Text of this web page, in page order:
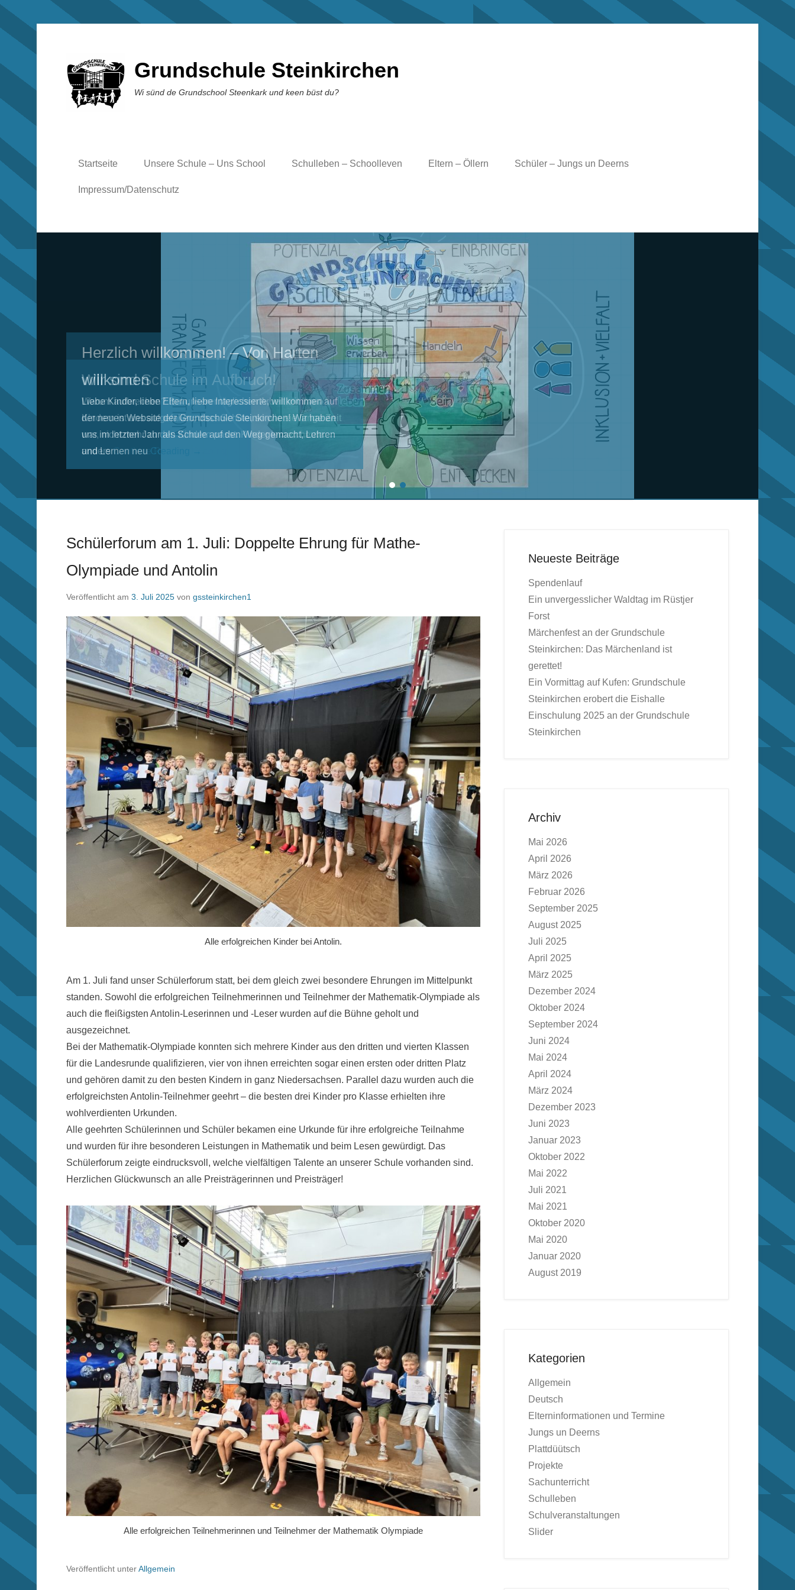
Grundschule Steinkirchen
Wi sünd de Grundschool Steenkark und keen büst du?
Startseite Unsere Schule – Uns School Schulleben – Schoolleven Eltern – Öllern Schüler – Jungs un Deerns
Impressum/Datenschutz
Herzlich willkommen! – Von Harten
willkomen
Liebe Kinder, liebe Eltern, liebe Interessierte, willkommen auf
der neuen Website der Grundschule Steinkirchen! Wir haben
uns im letzten Jahr als Schule auf den Weg gemacht, Lehren
und Lernen neu Continue Reading →
1 2
Schülerforum am 1. Juli: Doppelte Ehrung für Mathe-
Olympiade und Antolin
Veröffentlicht am 3. Juli 2025 von gssteinkirchen1
Alle erfolgreichen Kinder bei Antolin.
Am 1. Juli fand unser Schülerforum statt, bei dem gleich zwei besondere Ehrungen im Mittelpunkt
standen. Sowohl die erfolgreichen Teilnehmerinnen und Teilnehmer der Mathematik-Olympiade als
auch die fleißigsten Antolin-Leserinnen und -Leser wurden auf die Bühne geholt und
ausgezeichnet.
Bei der Mathematik-Olympiade konnten sich mehrere Kinder aus den dritten und vierten Klassen
für die Landesrunde qualifizieren, vier von ihnen erreichten sogar einen ersten oder dritten Platz
und gehören damit zu den besten Kindern in ganz Niedersachsen. Parallel dazu wurden auch die
erfolgreichsten Antolin-Teilnehmer geehrt – die besten drei Kinder pro Klasse erhielten ihre
wohlverdienten Urkunden.
Alle geehrten Schülerinnen und Schüler bekamen eine Urkunde für ihre erfolgreiche Teilnahme
und wurden für ihre besonderen Leistungen in Mathematik und beim Lesen gewürdigt. Das
Schülerforum zeigte eindrucksvoll, welche vielfältigen Talente an unserer Schule vorhanden sind.
Herzlichen Glückwunsch an alle Preisträgerinnen und Preisträger!
Alle erfolgreichen Teilnehmerinnen und Teilnehmer der Mathematik Olympiade
Veröffentlicht unterAllgemein
Neueste Beiträge
Spendenlauf
Ein unvergesslicher Waldtag im Rüstjer
Forst
Märchenfest an der Grundschule
Steinkirchen: Das Märchenland ist
gerettet!
Ein Vormittag auf Kufen: Grundschule
Steinkirchen erobert die Eishalle
Einschulung 2025 an der Grundschule
Steinkirchen
Archiv
Mai 2026
April 2026
März 2026
Februar 2026
September 2025
August 2025
Juli 2025
April 2025
März 2025
Dezember 2024
Oktober 2024
September 2024
Juni 2024
Mai 2024
April 2024
März 2024
Dezember 2023
Juni 2023
Januar 2023
Oktober 2022
Mai 2022
Juli 2021
Mai 2021
Oktober 2020
Mai 2020
Januar 2020
August 2019
Kategorien
Allgemein
Deutsch
Elterninformationen und Termine
Jungs un Deerns
Plattdüütsch
Projekte
Sachunterricht
Schulleben
Schulveranstaltungen
Slider